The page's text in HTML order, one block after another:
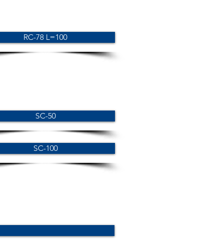
RC-78 L=100
SC-50
SC-100